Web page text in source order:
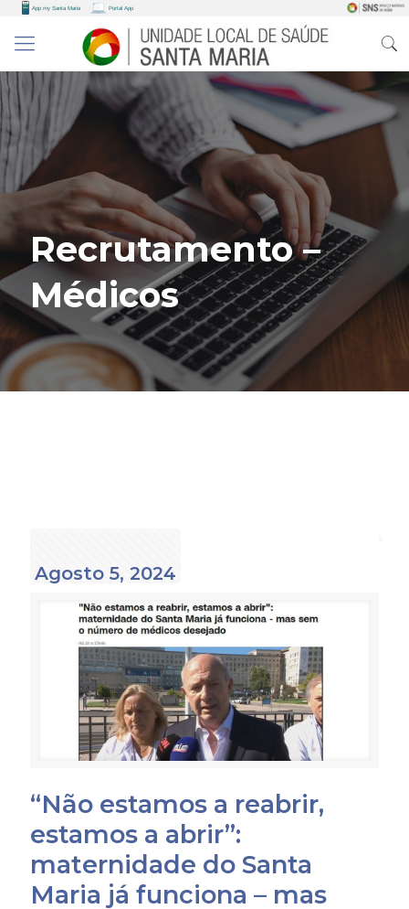
Recrutamento –
Médicos
Agosto 5, 2024
“Não estamos a reabrir,
estamos a abrir”:
maternidade do Santa
Maria já funciona – mas